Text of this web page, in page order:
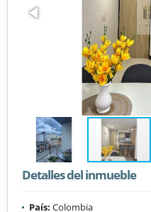
Detalles del inmueble
País: Colombia